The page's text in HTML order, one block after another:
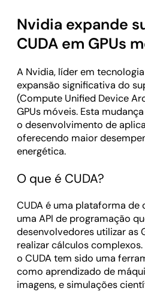
Nvidia expande
CUDA em GPUs
A Nvidia, líder em
expansão significativa do
(Compute Unified Device
GPUs móveis. Esta
o desenvolvimento de
oferecendo maior
energética.
O que é CUDA?
CUDA é uma plataforma
uma API de programação
desenvolvedores utilizar as
realizar cálculos
o CUDA tem sido uma
como aprendizado de
imagens, e simulações